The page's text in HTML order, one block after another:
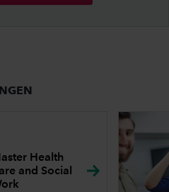
Health
and Social